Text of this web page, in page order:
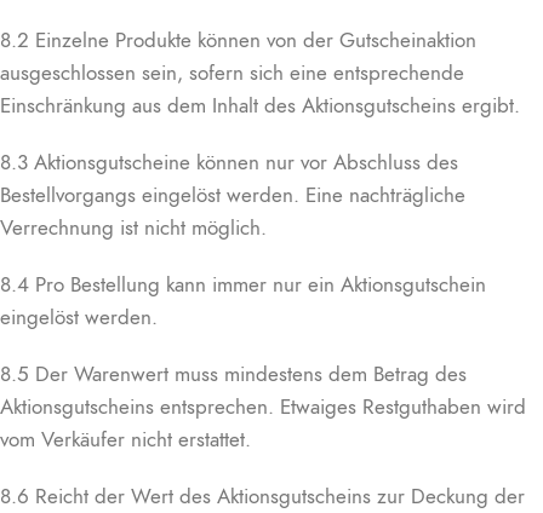
8.2 Einzelne Produkte können von der Gutscheinaktion
ausgeschlossen sein, sofern sich eine entsprechende
Einschränkung aus dem Inhalt des Aktionsgutscheins ergibt.
8.3 Aktionsgutscheine können nur vor Abschluss des
Bestellvorgangs eingelöst werden. Eine nachträgliche
Verrechnung ist nicht möglich.
8.4 Pro Bestellung kann immer nur ein Aktionsgutschein
eingelöst werden.
8.5 Der Warenwert muss mindestens dem Betrag des
Aktionsgutscheins entsprechen. Etwaiges Restguthaben wird
vom Verkäufer nicht erstattet.
8.6 Reicht der Wert des Aktionsgutscheins zur Deckung der